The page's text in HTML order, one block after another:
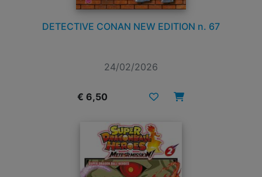
DETECTIVE CONAN NEW EDITION n. 67
24/02/2026
€ 6,50